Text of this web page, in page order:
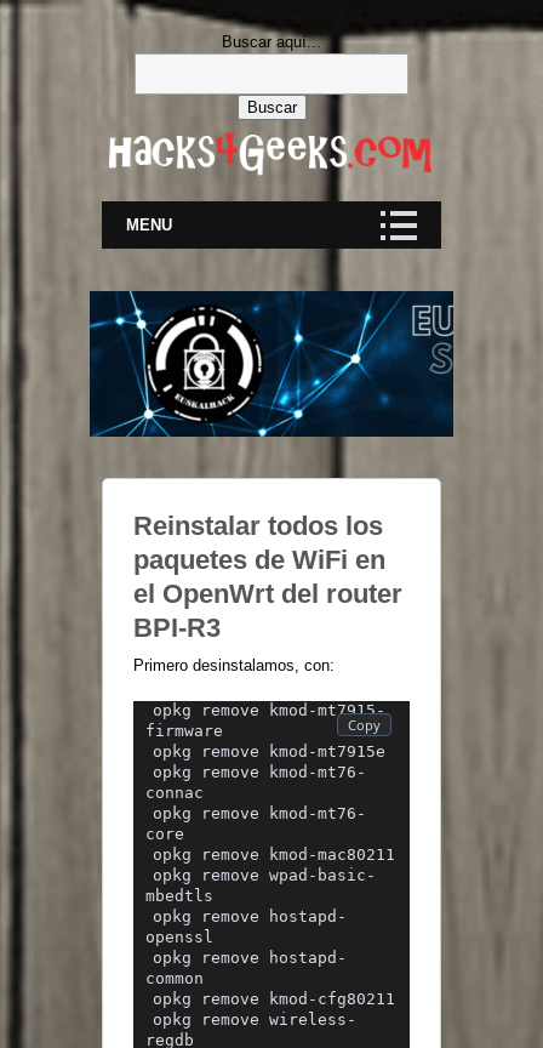
Buscar aquí...
MENU
Reinstalar todos los
paquetes de WiFi en
el OpenWrt del router
BPI-R3
Primero desinstalamos, con:
opkg remove kmod-mt7915-
firmware
opkg remove kmod-mt7915e
opkg remove kmod-mt76-
connac
opkg remove kmod-mt76-
core
opkg remove kmod-mac80211
opkg remove wpad-basic-
mbedtls
opkg remove hostapd-
openssl
opkg remove hostapd-
common
opkg remove kmod-cfg80211
opkg remove wireless-
regdb